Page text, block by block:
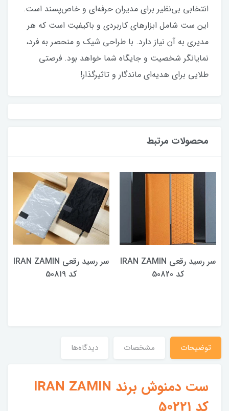
انتخابی بی‌نظیر برای مدیران حرفه‌ای و خاص‌پسند است.
این ست شامل ابزارهای کاربردی و باکیفیت است که هر
مدیری به آن نیاز دارد. با طراحی شیک و منحصر به فرد،
نمایانگر شخصیت و جایگاه شما خواهد بود. فرصتی
طلایی برای هدیه‌ای ماندگار و تاثیرگذار!
محصولات مرتبط
سر رسید رقعی IRAN ZAMIN
کد 50820
سر رسید رقعی IRAN ZAMIN
کد 50819
توضیحات مشخصات دیدگاه‌ها
ست دمنوش برند IRAN ZAMIN